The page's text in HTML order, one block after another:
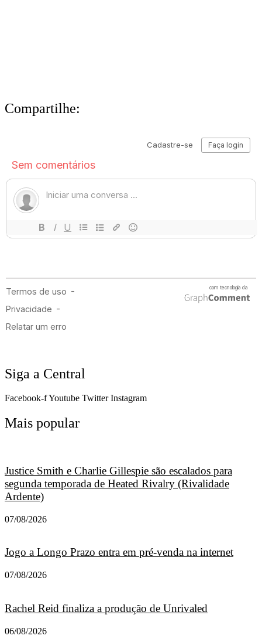
Compartilhe:
Siga a Central
Facebook-fYoutube Twitter Instagram
Mais popular
Justice Smith e Charlie Gillespie são escalados para
segunda temporada de Heated Rivalry (Rivalidade
Ardente)
07/08/2026
Jogo a Longo Prazo entra em pré-venda na internet
07/08/2026
Rachel Reid finaliza a produção de Unrivaled
06/08/2026